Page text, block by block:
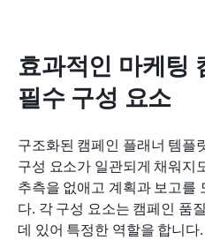
효과적인 마케팅
필수 구성 요소
구조화된 캠페인 플래너 템플
구성 요소가 일관되게 채워지
추측을 없애고 계획과 보고를
다. 각 구성 요소는 캠페인 품
데 있어 특정한 역할을 합니다.